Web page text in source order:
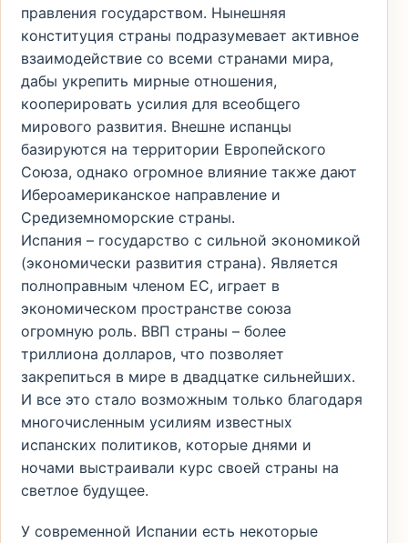
правления государством. Нынешняя
конституция страны подразумевает активное
взаимодействие со всеми странами мира,
дабы укрепить мирные отношения,
кооперировать усилия для всеобщего
мирового развития. Внешне испанцы
базируются на территории Европейского
Союза, однако огромное влияние также дают
Ибероамериканское направление и
Средиземноморские страны.
Испания – государство с сильной экономикой
(экономически развития страна). Является
полноправным членом ЕС, играет в
экономическом пространстве союза
огромную роль. ВВП страны – более
триллиона долларов, что позволяет
закрепиться в мире в двадцатке сильнейших.
И все это стало возможным только благодаря
многочисленным усилиям известных
испанских политиков, которые днями и
ночами выстраивали курс своей страны на
светлое будущее.
У современной Испании есть некоторые